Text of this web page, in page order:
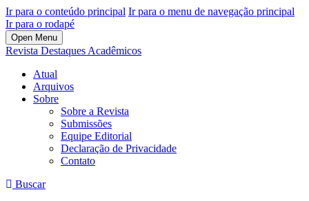
Ir para o conteúdo principal Ir para o menu de navegação principal
Ir para o rodapé
Open Menu
Revista Destaques Acadêmicos
Atual
Arquivos
Sobre
Sobre a Revista
Submissões
Equipe Editorial
Declaração de Privacidade
Contato
Buscar